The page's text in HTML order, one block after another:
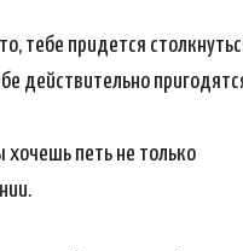
тебе придется
действительно
хочешь петь не только